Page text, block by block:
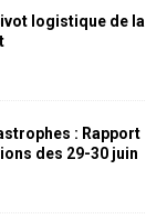
logistique de la
: Rapport
des 29-30 juin